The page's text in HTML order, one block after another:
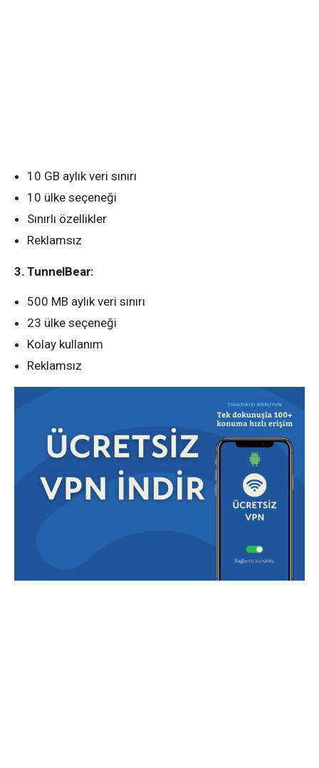
10 GB aylık veri sınırı
10 ülke seçeneği
Sınırlı özellikler
Reklamsız
3. TunnelBear:
500 MB aylık veri sınırı
23 ülke seçeneği
Kolay kullanım
Reklamsız